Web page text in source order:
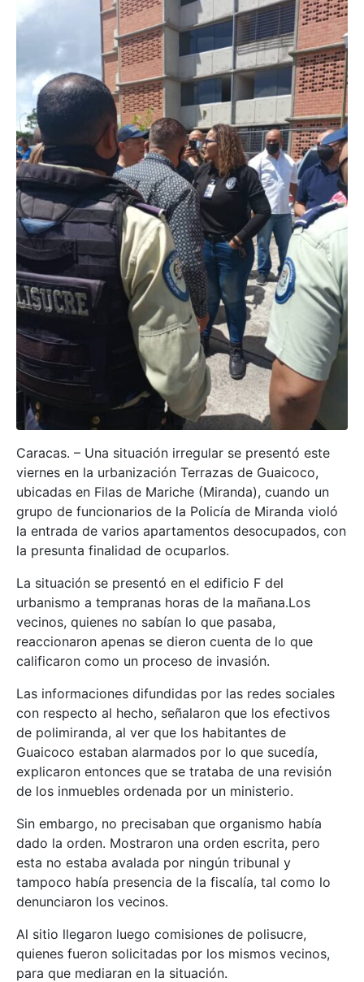
Caracas. – Una situación irregular se presentó este
viernes en la urbanización Terrazas de Guaicoco,
ubicadas en Filas de Mariche (Miranda), cuando un
grupo de funcionarios de la Policía de Miranda violó
la entrada de varios apartamentos desocupados, con
la presunta finalidad de ocuparlos.
La situación se presentó en el edificio F del
urbanismo a tempranas horas de la mañana.Los
vecinos, quienes no sabían lo que pasaba,
reaccionaron apenas se dieron cuenta de lo que
calificaron como un proceso de invasión.
Las informaciones difundidas por las redes sociales
con respecto al hecho, señalaron que los efectivos
de polimiranda, al ver que los habitantes de
Guaicoco estaban alarmados por lo que sucedía,
explicaron entonces que se trataba de una revisión
de los inmuebles ordenada por un ministerio.
Sin embargo, no precisaban que organismo había
dado la orden. Mostraron una orden escrita, pero
esta no estaba avalada por ningún tribunal y
tampoco había presencia de la fiscalía, tal como lo
denunciaron los vecinos.
Al sitio llegaron luego comisiones de polisucre,
quienes fueron solicitadas por los mismos vecinos,
para que mediaran en la situación.